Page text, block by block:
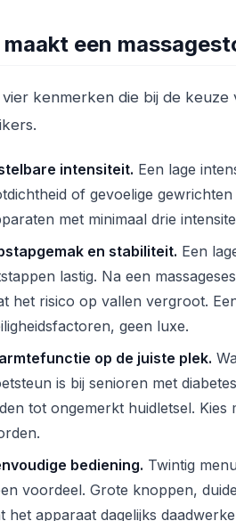
een
vier kenmerken die bij de
intensiteit. Een lage
of gevoelige
met minimaal drie
en stabiliteit. Een
lastig. Na een
het risico op vallen vergroot.
geen luxe.
op de juiste plek.
is bij senioren met
tot ongemerkt huidletsel.
bediening. Twintig
voordeel. Grote knoppen,
het apparaat dagelijks